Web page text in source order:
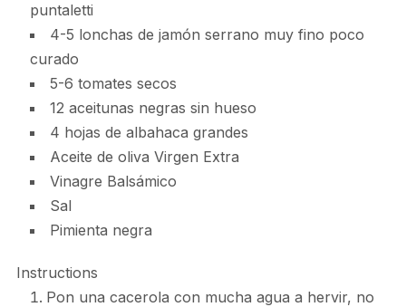
puntaletti
4-5 lonchas de jamón serrano muy fino poco
curado
5-6 tomates secos
12 aceitunas negras sin hueso
4 hojas de albahaca grandes
Aceite de oliva Virgen Extra
Vinagre Balsámico
Sal
Pimienta negra
Instructions
Pon una cacerola con mucha agua a hervir, no